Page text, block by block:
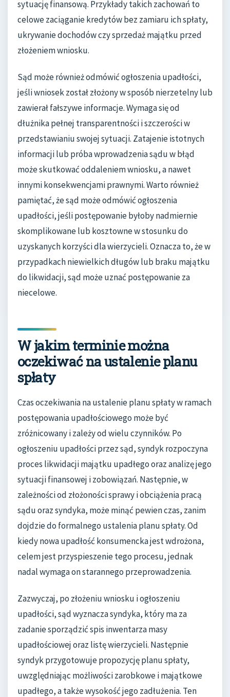
sytuację finansową. Przykłady takich zachowań to
celowe zaciąganie kredytów bez zamiaru ich spłaty,
ukrywanie dochodów czy sprzedaż majątku przed
złożeniem wniosku.
Sąd może również odmówić ogłoszenia upadłości,
jeśli wniosek został złożony w sposób nierzetelny lub
zawierał fałszywe informacje. Wymaga się od
dłużnika pełnej transparentności i szczerości w
przedstawianiu swojej sytuacji. Zatajenie istotnych
informacji lub próba wprowadzenia sądu w błąd
może skutkować oddaleniem wniosku, a nawet
innymi konsekwencjami prawnymi. Warto również
pamiętać, że sąd może odmówić ogłoszenia
upadłości, jeśli postępowanie byłoby nadmiernie
skomplikowane lub kosztowne w stosunku do
uzyskanych korzyści dla wierzycieli. Oznacza to, że w
przypadkach niewielkich długów lub braku majątku
do likwidacji, sąd może uznać postępowanie za
niecelowe.
W jakim terminie można
oczekiwać na ustalenie planu
spłaty
Czas oczekiwania na ustalenie planu spłaty w ramach
postępowania upadłościowego może być
zróżnicowany i zależy od wielu czynników. Po
ogłoszeniu upadłości przez sąd, syndyk rozpoczyna
proces likwidacji majątku upadłego oraz analizę jego
sytuacji finansowej i zobowiązań. Następnie, w
zależności od złożoności sprawy i obciążenia pracą
sądu oraz syndyka, może minąć pewien czas, zanim
dojdzie do formalnego ustalenia planu spłaty. Od
kiedy nowa upadłość konsumencka jest wdrożona,
celem jest przyspieszenie tego procesu, jednak
nadal wymaga on starannego przeprowadzenia.
Zazwyczaj, po złożeniu wniosku i ogłoszeniu
upadłości, sąd wyznacza syndyka, który ma za
zadanie sporządzić spis inwentarza masy
upadłościowej oraz listę wierzycieli. Następnie
syndyk przygotowuje propozycję planu spłaty,
uwzględniając możliwości zarobkowe i majątkowe
upadłego, a także wysokość jego zadłużenia. Ten